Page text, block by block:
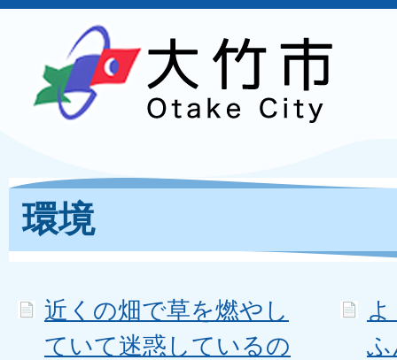
環境
近くの畑で草を燃やし
ていて迷惑しているの
ふ